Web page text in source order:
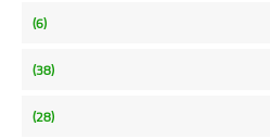
(6)
(38)
(28)